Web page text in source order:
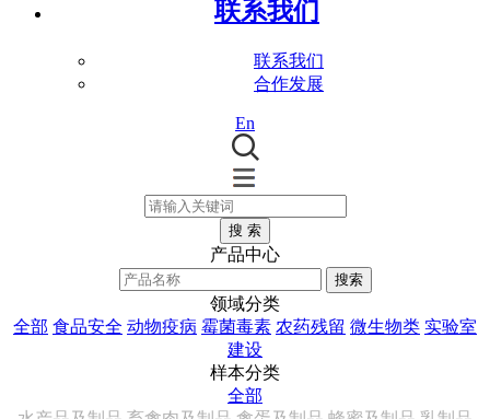
联系我们
联系我们
合作发展
En
搜 索
产品中心
搜索
领域分类
全部 食品安全 动物疫病 霉菌毒素 农药残留 微生物类 实验室
建设
样本分类
全部